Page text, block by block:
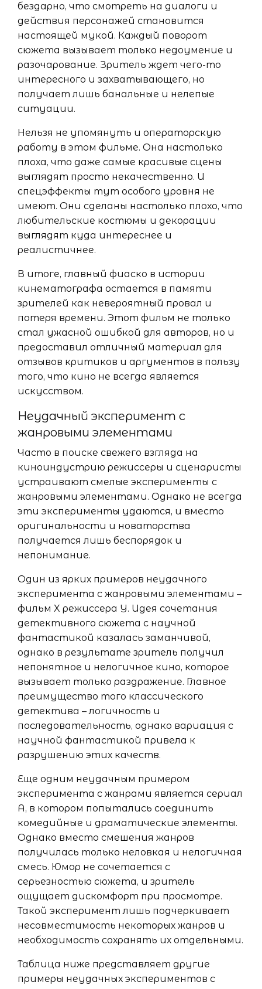
бездарно, что смотреть на диалоги и
действия персонажей становится
настоящей мукой. Каждый поворот
сюжета вызывает только недоумение и
разочарование. Зритель ждет чего-то
интересного и захватывающего, но
получает лишь банальные и нелепые
ситуации.
Нельзя не упомянуть и операторскую
работу в этом фильме. Она настолько
плоха, что даже самые красивые сцены
выглядят просто некачественно. И
спецэффекты тут особого уровня не
имеют. Они сделаны настолько плохо, что
любительские костюмы и декорации
выглядят куда интереснее и
реалистичнее.
В итоге, главный фиаско в истории
кинематографа остается в памяти
зрителей как невероятный провал и
потеря времени. Этот фильм не только
стал ужасной ошибкой для авторов, но и
предоставил отличный материал для
отзывов критиков и аргументов в пользу
того, что кино не всегда является
искусством.
Неудачный эксперимент с
жанровыми элементами
Часто в поиске свежего взгляда на
киноиндустрию режиссеры и сценаристы
устраивают смелые эксперименты с
жанровыми элементами. Однако не всегда
эти эксперименты удаются, и вместо
оригинальности и новаторства
получается лишь беспорядок и
непонимание.
Один из ярких примеров неудачного
эксперимента с жанровыми элементами –
фильм X режиссера Y. Идея сочетания
детективного сюжета с научной
фантастикой казалась заманчивой,
однако в результате зритель получил
непонятное и нелогичное кино, которое
вызывает только раздражение. Главное
преимущество того классического
детектива – логичность и
последовательность, однако вариация с
научной фантастикой привела к
разрушению этих качеств.
Еще одним неудачным примером
эксперимента с жанрами является сериал
A, в котором попытались соединить
комедийные и драматические элементы.
Однако вместо смешения жанров
получилась только неловкая и нелогичная
смесь. Юмор не сочетается с
серьезностью сюжета, и зритель
ощущает дискомфорт при просмотре.
Такой эксперимент лишь подчеркивает
несовместимость некоторых жанров и
необходимость сохранять их отдельными.
Таблица ниже представляет другие
примеры неудачных экспериментов с